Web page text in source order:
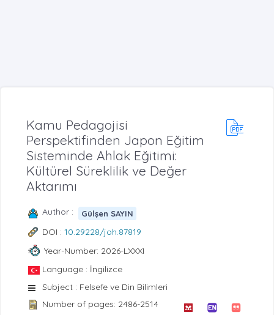
Kamu Pedagojisi
Perspektifinden Japon Eğitim
Sisteminde Ahlak Eğitimi:
Kültürel Süreklilik ve Değer
Aktarımı
Author : Gülşen SAYIN
DOI : 10.29228/joh.87819
Year-Number: 2026-LXXXI
Language : İngilizce
Subject : Felsefe ve Din Bilimleri
Number of pages: 2486-2514